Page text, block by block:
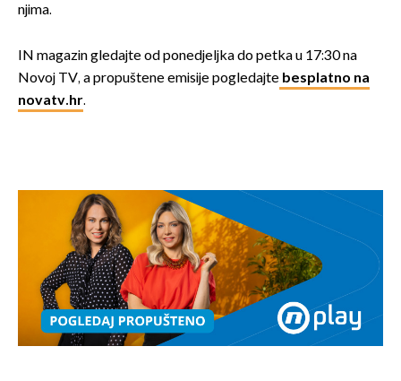
njima.
IN magazin gledajte od ponedjeljka do petka u 17:30 na
Novoj TV, a propuštene emisije pogledajte besplatno na
novatv.hr.